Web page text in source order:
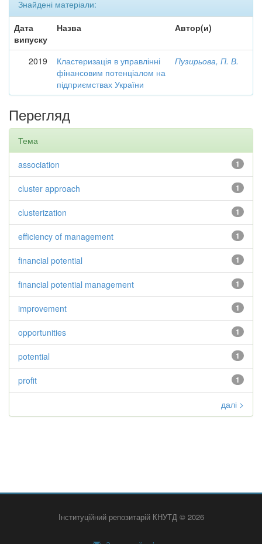
Знайдені матеріали:
Дата
випуску
Назва Автор(и)
2019
Кластеризація в управлінні
фінансовим потенціалом на
підприємствах України
Пузирьова, П. В.
Перегляд
Тема
1
association
1
cluster approach
1
clusterization
1
efficiency of management
1
financial potential
1
financial potential management
1
improvement
1
opportunities
1
potential
1
profit
далі >
Інституційний репозитарій КНУТД © 2026